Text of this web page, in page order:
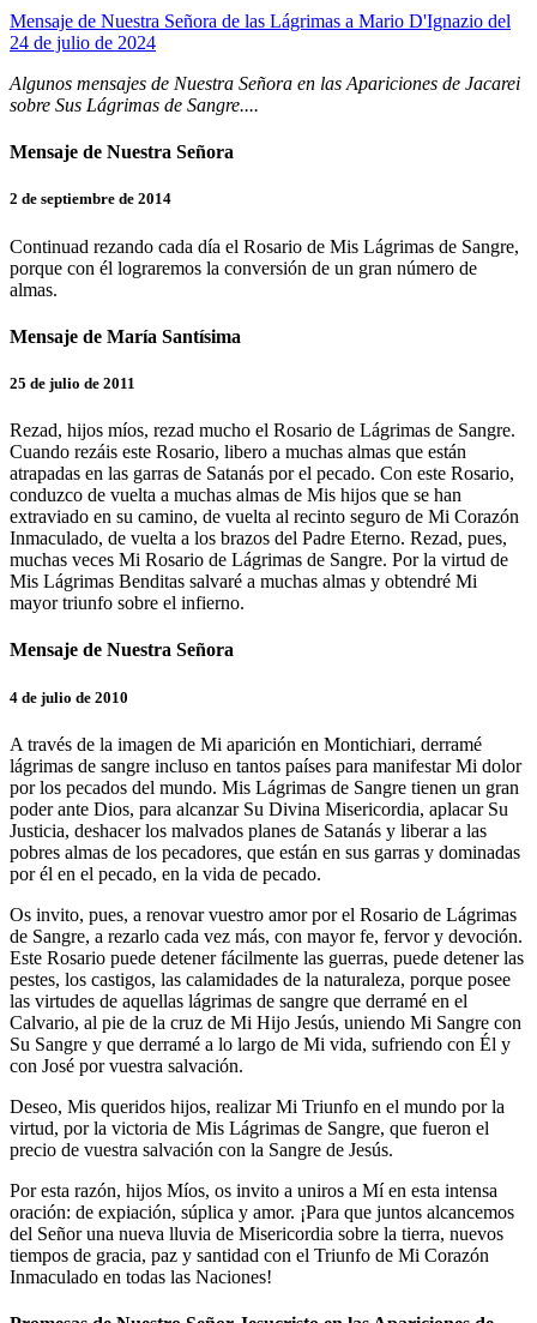
Mensaje de Nuestra Señora de las Lágrimas a Mario D'Ignazio del
24 de julio de 2024
Algunos mensajes de Nuestra Señora en las Apariciones de Jacarei
sobre Sus Lágrimas de Sangre....
Mensaje de Nuestra Señora
2 de septiembre de 2014
Continuad rezando cada día el Rosario de Mis Lágrimas de Sangre,
porque con él lograremos la conversión de un gran número de
almas.
Mensaje de María Santísima
25 de julio de 2011
Rezad, hijos míos, rezad mucho el Rosario de Lágrimas de Sangre.
Cuando rezáis este Rosario, libero a muchas almas que están
atrapadas en las garras de Satanás por el pecado. Con este Rosario,
conduzco de vuelta a muchas almas de Mis hijos que se han
extraviado en su camino, de vuelta al recinto seguro de Mi Corazón
Inmaculado, de vuelta a los brazos del Padre Eterno. Rezad, pues,
muchas veces Mi Rosario de Lágrimas de Sangre. Por la virtud de
Mis Lágrimas Benditas salvaré a muchas almas y obtendré Mi
mayor triunfo sobre el infierno.
Mensaje de Nuestra Señora
4 de julio de 2010
A través de la imagen de Mi aparición en Montichiari, derramé
lágrimas de sangre incluso en tantos países para manifestar Mi dolor
por los pecados del mundo. Mis Lágrimas de Sangre tienen un gran
poder ante Dios, para alcanzar Su Divina Misericordia, aplacar Su
Justicia, deshacer los malvados planes de Satanás y liberar a las
pobres almas de los pecadores, que están en sus garras y dominadas
por él en el pecado, en la vida de pecado.
Os invito, pues, a renovar vuestro amor por el Rosario de Lágrimas
de Sangre, a rezarlo cada vez más, con mayor fe, fervor y devoción.
Este Rosario puede detener fácilmente las guerras, puede detener las
pestes, los castigos, las calamidades de la naturaleza, porque posee
las virtudes de aquellas lágrimas de sangre que derramé en el
Calvario, al pie de la cruz de Mi Hijo Jesús, uniendo Mi Sangre con
Su Sangre y que derramé a lo largo de Mi vida, sufriendo con Él y
con José por vuestra salvación.
Deseo, Mis queridos hijos, realizar Mi Triunfo en el mundo por la
virtud, por la victoria de Mis Lágrimas de Sangre, que fueron el
precio de vuestra salvación con la Sangre de Jesús.
Por esta razón, hijos Míos, os invito a uniros a Mí en esta intensa
oración: de expiación, súplica y amor. ¡Para que juntos alcancemos
del Señor una nueva lluvia de Misericordia sobre la tierra, nuevos
tiempos de gracia, paz y santidad con el Triunfo de Mi Corazón
Inmaculado en todas las Naciones!